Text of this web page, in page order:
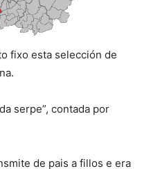
fixo esta selección de
serpe”, contada por
de pais a fillos e era